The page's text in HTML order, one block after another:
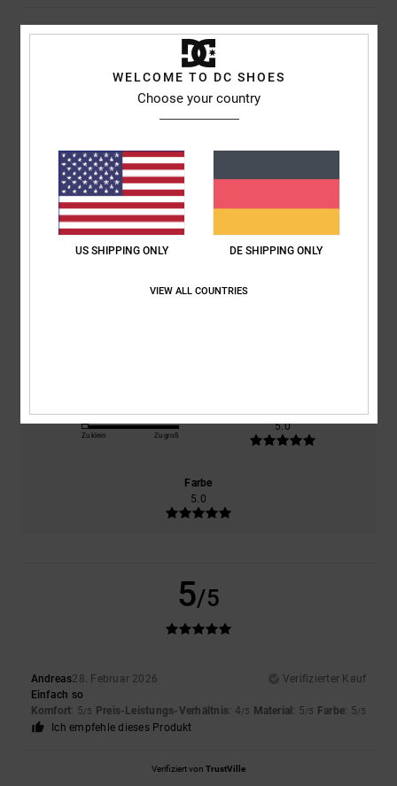
Versand & Rückversand
Kundenbewertungen
Durchschnittliche Bewertung
5.0
100% unserer Kunden empfehlen dieses Produkt
Zu klein Zu groß
5.0
Farbe
5.0
5/5
Andreas28. Februar 2026
Verifizierter Kauf
Einfach so
Komfort: 5/5 Preis-Leistungs-Verhältnis: 4/5 Material : 5/5 Farbe: 5/5
Ich empfehle dieses Produkt
Verifiziert von TrustVille
WELCOME TO DC SHOES
Choose your country
US SHIPPING ONLY DE SHIPPING ONLY
VIEW ALL COUNTRIES